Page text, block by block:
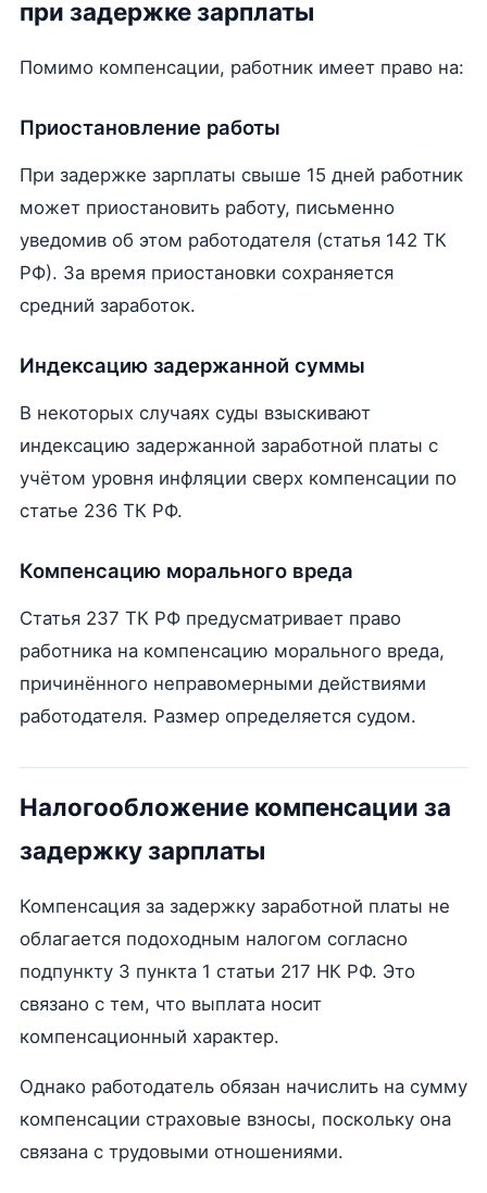
при задержке зарплаты
Помимо компенсации, работник имеет право на:
Приостановление работы
При задержке зарплаты свыше 15 дней работник
может приостановить работу, письменно
уведомив об этом работодателя (статья 142 ТК
РФ). За время приостановки сохраняется
средний заработок.
Индексацию задержанной суммы
В некоторых случаях суды взыскивают
индексацию задержанной заработной платы с
учётом уровня инфляции сверх компенсации по
статье 236 ТК РФ.
Компенсацию морального вреда
Статья 237 ТК РФ предусматривает право
работника на компенсацию морального вреда,
причинённого неправомерными действиями
работодателя. Размер определяется судом.
Налогообложение компенсации за
задержку зарплаты
Компенсация за задержку заработной платы не
облагается подоходным налогом согласно
подпункту 3 пункта 1 статьи 217 НК РФ. Это
связано с тем, что выплата носит
компенсационный характер.
Однако работодатель обязан начислить на сумму
компенсации страховые взносы, поскольку она
связана с трудовыми отношениями.